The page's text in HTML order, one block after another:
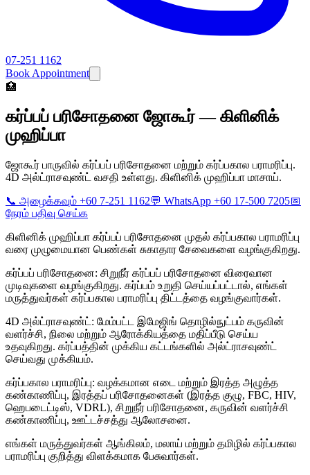
07-251 1162
Book Appointment
🏥
கர்ப்பப் பரிசோதனை ஜோகூர் — கிளினிக்
முஹிப்பா
ஜோகூர் பாருவில் கர்ப்பப் பரிசோதனை மற்றும் கர்ப்பகால பராமரிப்பு.
4D அல்ட்ராசவுண்ட் வசதி உள்ளது. கிளினிக் முஹிப்பா மாசாய்.
📞 அழைக்கவும் +60 7-251 1162💬 WhatsApp +60 17-500 7205📅
நேரம் பதிவு செய்க
கிளினிக் முஹிப்பா கர்ப்பப் பரிசோதனை முதல் கர்ப்பகால பராமரிப்பு
வரை முழுமையான பெண்கள் சுகாதார சேவைகளை வழங்குகிறது.
கர்ப்பப் பரிசோதனை: சிறுநீர் கர்ப்பப் பரிசோதனை விரைவான
முடிவுகளை வழங்குகிறது. கர்ப்பம் உறுதி செய்யப்பட்டால், எங்கள்
மருத்துவர்கள் கர்ப்பகால பராமரிப்பு திட்டத்தை வழங்குவார்கள்.
4D அல்ட்ராசவுண்ட்: மேம்பட்ட இமேஜிங் தொழில்நுட்பம் கருவின்
வளர்ச்சி, நிலை மற்றும் ஆரோக்கியத்தை மதிப்பீடு செய்ய
உதவுகிறது. கர்ப்பத்தின் முக்கிய கட்டங்களில் அல்ட்ராசவுண்ட்
செய்வது முக்கியம்.
கர்ப்பகால பராமரிப்பு: வழக்கமான எடை மற்றும் இரத்த அழுத்த
கண்காணிப்பு, இரத்தப் பரிசோதனைகள் (இரத்த குழு, FBC, HIV,
ஹெபடைட்டிஸ், VDRL), சிறுநீர் பரிசோதனை, கருவின் வளர்ச்சி
கண்காணிப்பு, ஊட்டச்சத்து ஆலோசனை.
எங்கள் மருத்துவர்கள் ஆங்கிலம், மலாய் மற்றும் தமிழில் கர்ப்பகால
பராமரிப்பு குறித்து விளக்கமாக பேசுவார்கள்.